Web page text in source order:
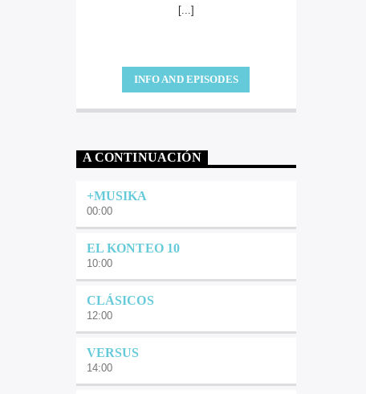
[...]
INFO AND EPISODES
A CONTINUACIÓN
+MUSIKA
00:00
EL KONTEO 10
10:00
CLÁSICOS
12:00
VERSUS
14:00